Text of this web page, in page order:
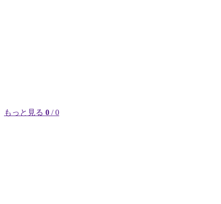
もっと見る 0 / 0